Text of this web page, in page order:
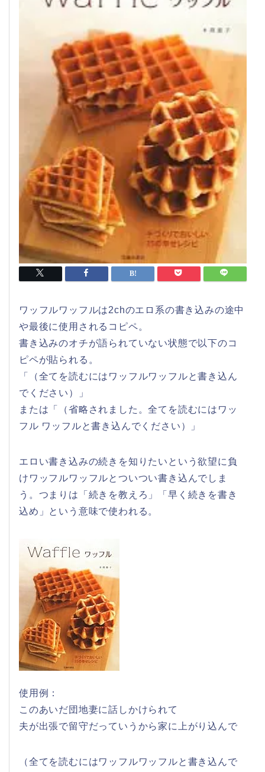
ワッフルワッフルは2chのエロ系の書き込みの途中
や最後に使用されるコピペ。
書き込みのオチが語られていない状態で以下のコ
ピペが貼られる。
「（全てを読むにはワッフルワッフルと書き込ん
でください）」
または「（省略されました。全てを読むにはワッ
フル ワッフルと書き込んでください）」
エロい書き込みの続きを知りたいという欲望に負
けワッフルワッフルとついつい書き込んでしま
う。つまりは「続きを教えろ」「早く続きを書き
込め」という意味で使われる。
使用例：
このあいだ団地妻に話しかけられて
夫が出張で留守だっていうから家に上がり込んで
（全てを読むにはワッフルワッフルと書き込んで